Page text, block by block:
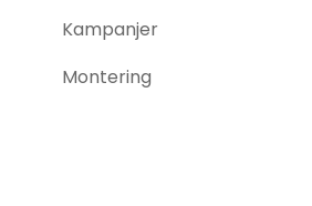
Kampanjer
Montering